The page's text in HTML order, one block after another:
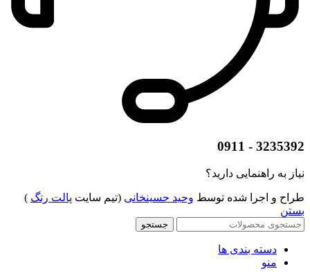
3235392 - 0911
نیاز به راهنمایی دارید؟
طراح و اجرا شده توسط وحید حسینخانی (تیم سایت پالت رنگ )
بستن
جستجو
دسته بندی ها
منو